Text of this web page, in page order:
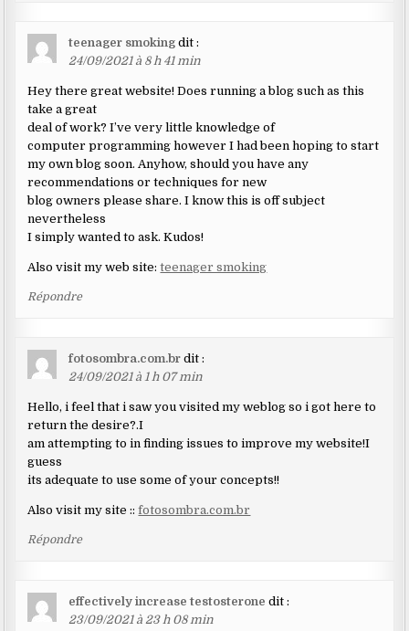
teenager smoking dit :
24/09/2021 à 8 h 41 min
Hey there great website! Does running a blog such as this
take a great
deal of work? I’ve very little knowledge of
computer programming however I had been hoping to start
my own blog soon. Anyhow, should you have any
recommendations or techniques for new
blog owners please share. I know this is off subject
nevertheless
I simply wanted to ask. Kudos!
Also visit my web site:teenager smoking
Répondre
fotosombra.com.br dit :
24/09/2021 à 1 h 07 min
Hello, i feel that i saw you visited my weblog so i got here to
return the desire?.I
am attempting to in finding issues to improve my website!I
guess
its adequate to use some of your concepts!!
Also visit my site ::fotosombra.com.br
Répondre
effectively increase testosterone dit :
23/09/2021 à 23 h 08 min